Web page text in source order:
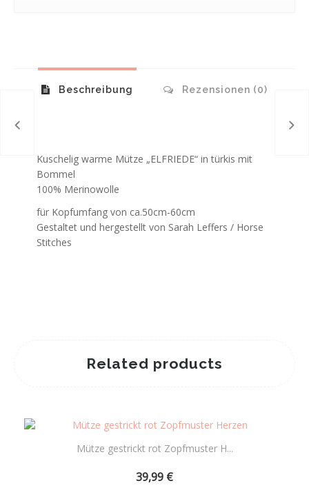
Beschreibung Rezensionen (0)
Kuschelig warme Mütze „ELFRIEDE“ in türkis mit
Bommel
100% Merinowolle
für Kopfumfang von ca.50cm-60cm
Gestaltet und hergestellt von Sarah Leffers / Horse
Stitches
Related products
Mütze gestrickt rot Zopfmuster H...
39,99 €